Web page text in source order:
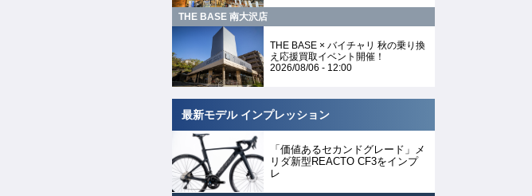
THE BASE 南大沢店
THE BASE × バイチャリ 秋の乗り換
え応援買取イベント開催！
2026/08/06 - 12:00
最新モデル インプレッション
「価値あるセカンドグレード」メ
リダ新型REACTO CF3をインプ
レ